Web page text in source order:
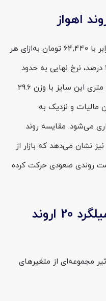
قیمت میلگرد 20 اروند اهواز امروز برابر با 64,440 تومان به‌ازای هر
کیلوگرم است. با احتساب مالیات 10 درصد، نرخ نهایی به حدود
70,884 تومان می‌رسد. هر شاخه 12 متری این سایز با وزن 29.6
تومان بدون مالیات و نزدیک به
می‌شود. مقایسه روند
20 اروند اهواز نیز نشان می‌دهد که بازار از
روندی صعودی حرکت کرده
عوامل مؤثر بر قیمت میلگرد 20 اروند
تحت‌تأثیر مجموعه‌ای از متغیرهای